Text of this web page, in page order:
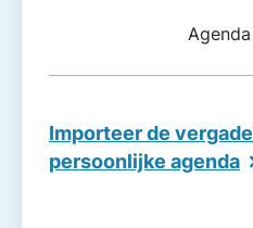
Importeer de
persoonlijke agenda